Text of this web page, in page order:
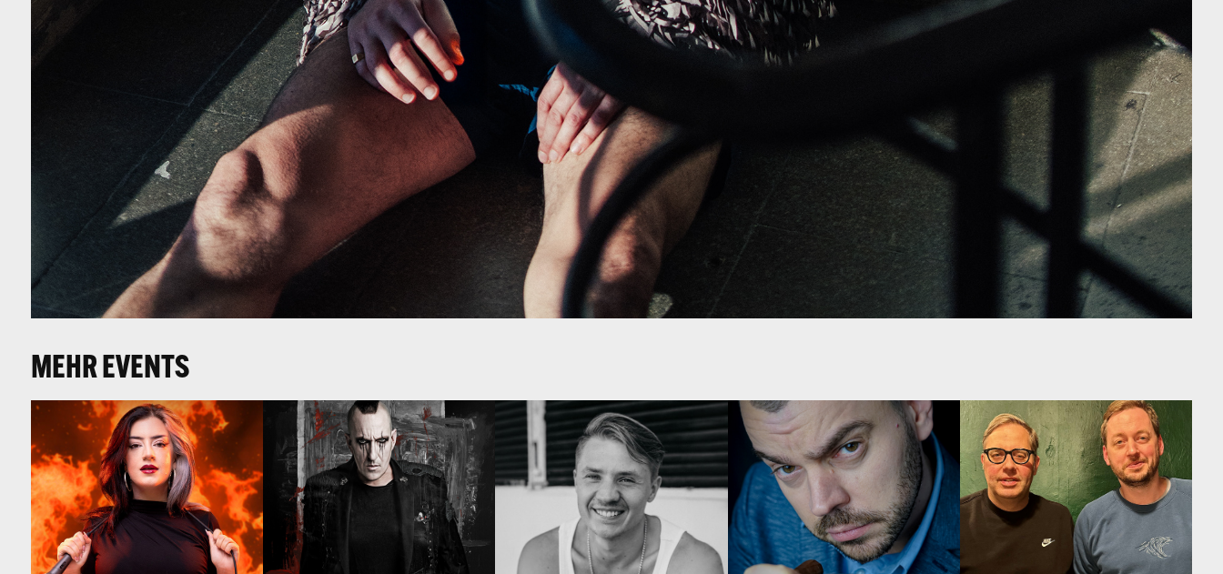
MEHR EVENTS
PARSHAD (D)
FR 27·11·2026
ASP (D)
FR  25·09·2026
RICHARD CWIERTNIA (D)
FR 23·10·2026
NIKITA MILLER (D)
FR 09·04·2026
11 FREUNDE LIVE (D)
DO 17·12·2026